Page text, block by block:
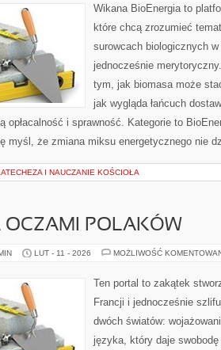
Wikana BioEnergia to
które chcą zrozumieć
surowcach biologicznych
jednocześnie
tym, jak biomasa może
jak wygląda łańcuch
opłacalność i sprawność. Kategorie to
myśl, że zmiana miksu energetycznego nie
I NAUCZANIE KOŚCIOŁA
OCZAMI POLAKÓW
LUT - 11 - 2026 MOŻLIWOŚĆ
Ten portal to zakątek
Francji i jednocześnie
dwóch światów:
języka, który daje